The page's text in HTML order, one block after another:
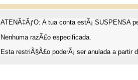
ATENÃ‡ÃƒO: A tua conta estÃ¡ SUSPENSA
Nenhuma razÃ£o especificada.
Esta restriÃ§Ã£o poderÃ¡ ser anulada a partir